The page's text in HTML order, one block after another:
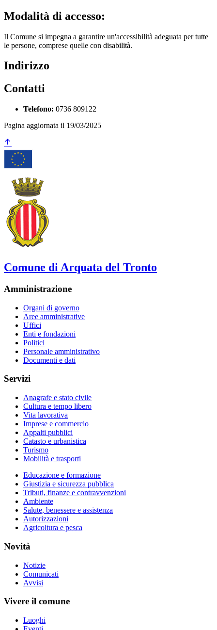
Modalità di accesso:
Il Comune si impegna a garantire un'accessibilità adeguata per tutte
le persone, comprese quelle con disabilità.
Indirizzo
Contatti
Telefono: 0736 809122
Pagina aggiornata il 19/03/2025
Comune di Arquata del Tronto
Amministrazione
Organi di governo
Aree amministrative
Uffici
Enti e fondazioni
Politici
Personale amministrativo
Documenti e dati
Servizi
Anagrafe e stato civile
Cultura e tempo libero
Vita lavorativa
Imprese e commercio
Appalti pubblici
Catasto e urbanistica
Turismo
Mobilità e trasporti
Educazione e formazione
Giustizia e sicurezza pubblica
Tributi, finanze e contravvenzioni
Ambiente
Salute, benessere e assistenza
Autorizzazioni
Agricoltura e pesca
Novità
Notizie
Comunicati
Avvisi
Vivere il comune
Luoghi